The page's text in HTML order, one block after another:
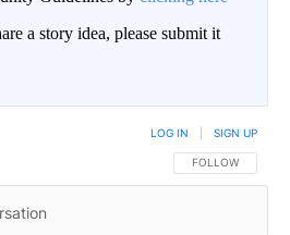
a story idea, please submit it
FOLLOW THIS
FOLLOW
LOG IN SIGN UP